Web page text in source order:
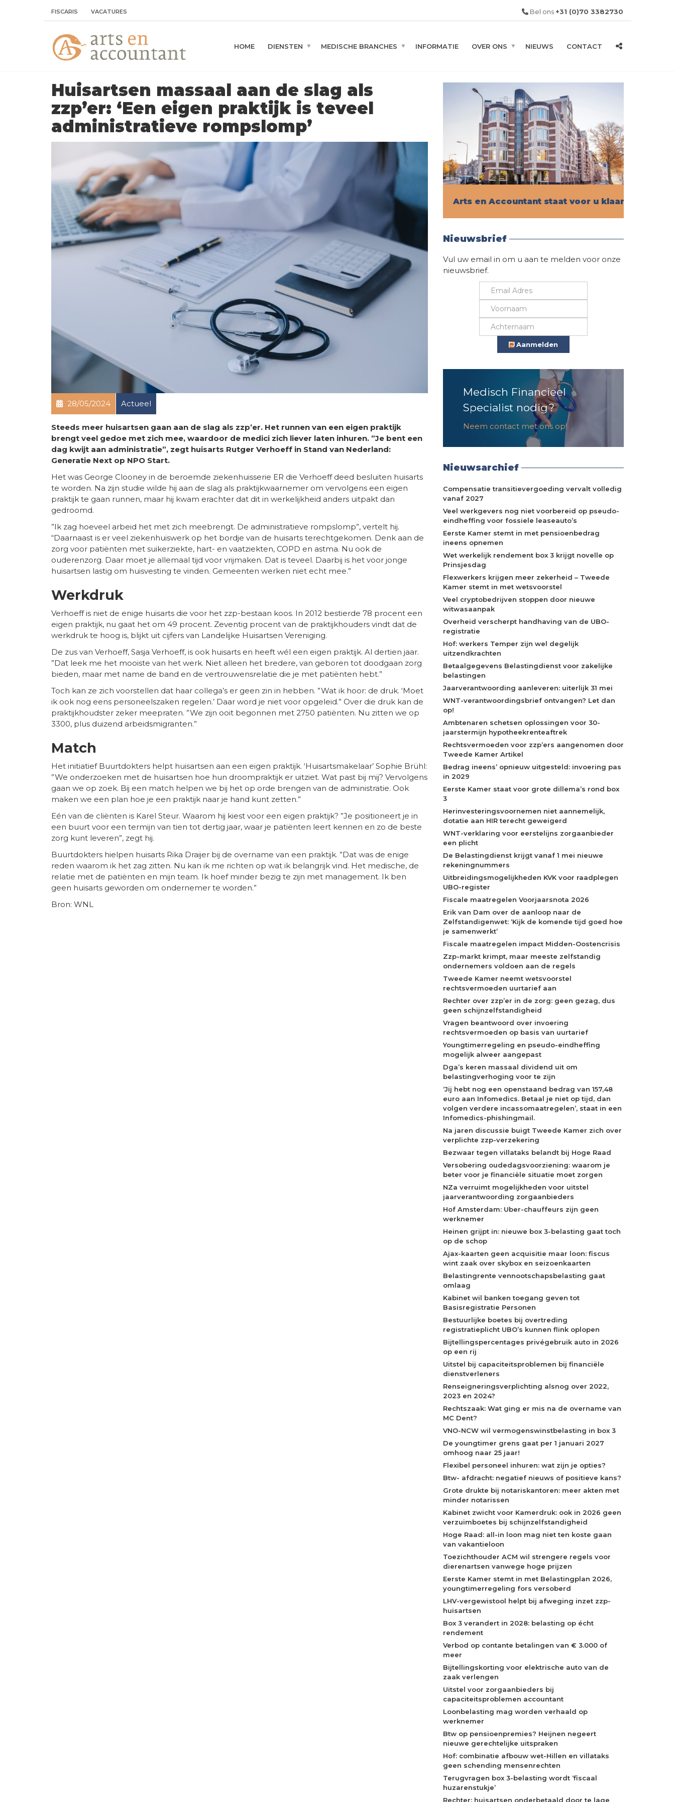
FISCARIS VACATURES Bel ons +31 (0)70 3382730
HOME DIENSTEN MEDISCHE BRANCHES INFORMATIE OVER ONS NIEUWS CONTACT
Huisartsen massaal aan de slag als
zzp’er: ‘Een eigen praktijk is teveel
administratieve rompslomp’
28/05/2024 Actueel
Steeds meer huisartsen gaan aan de slag als zzp’er. Het runnen van een eigen praktijk
brengt veel gedoe met zich mee, waardoor de medici zich liever laten inhuren. ”Je bent een
dag kwijt aan administratie”, zegt huisarts Rutger Verhoeff in Stand van Nederland:
Generatie Next op NPO Start.
Het was George Clooney in de beroemde ziekenhuisserie ER die Verhoeff deed besluiten huisarts
te worden. Na zijn studie wilde hij aan de slag als praktijkwaarnemer om vervolgens een eigen
praktijk te gaan runnen, maar hij kwam erachter dat dit in werkelijkheid anders uitpakt dan
gedroomd.
”Ik zag hoeveel arbeid het met zich meebrengt. De administratieve rompslomp”, vertelt hij.
“Daarnaast is er veel ziekenhuiswerk op het bordje van de huisarts terechtgekomen. Denk aan de
zorg voor patiënten met suikerziekte, hart- en vaatziekten, COPD en astma. Nu ook de
ouderenzorg. Daar moet je allemaal tijd voor vrijmaken. Dat is teveel. Daarbij is het voor jonge
huisartsen lastig om huisvesting te vinden. Gemeenten werken niet echt mee.”
Werkdruk
Verhoeff is niet de enige huisarts die voor het zzp-bestaan koos. In 2012 bestierde 78 procent een
eigen praktijk, nu gaat het om 49 procent. Zeventig procent van de praktijkhouders vindt dat de
werkdruk te hoog is, blijkt uit cijfers van Landelijke Huisartsen Vereniging.
De zus van Verhoeff, Sasja Verhoeff, is ook huisarts en heeft wél een eigen praktijk. Al dertien jaar.
”Dat leek me het mooiste van het werk. Niet alleen het bredere, van geboren tot doodgaan zorg
bieden, maar met name de band en de vertrouwensrelatie die je met patiënten hebt.”
Toch kan ze zich voorstellen dat haar collega’s er geen zin in hebben. ”Wat ik hoor: de druk. ‘Moet
ik ook nog eens personeelszaken regelen.’ Daar word je niet voor opgeleid.” Over die druk kan de
praktijkhoudster zeker meepraten. ”We zijn ooit begonnen met 2750 patiënten. Nu zitten we op
3300, plus duizend arbeidsmigranten.”
Match
Het initiatief Buurtdokters helpt huisartsen aan een eigen praktijk. ‘Huisartsmakelaar’ Sophie Brühl:
”We onderzoeken met de huisartsen hoe hun droompraktijk er uitziet. Wat past bij mij? Vervolgens
gaan we op zoek. Bij een match helpen we bij het op orde brengen van de administratie. Ook
maken we een plan hoe je een praktijk naar je hand kunt zetten.”
Eén van de cliënten is Karel Steur. Waarom hij kiest voor een eigen praktijk? ”Je positioneert je in
een buurt voor een termijn van tien tot dertig jaar, waar je patiënten leert kennen en zo de beste
zorg kunt leveren”, zegt hij.
Buurtdokters hielpen huisarts Rika Draijer bij de overname van een praktijk. ”Dat was de enige
reden waarom ik het zag zitten. Nu kan ik me richten op wat ik belangrijk vind. Het medische, de
relatie met de patiënten en mijn team. Ik hoef minder bezig te zijn met management. Ik ben
geen huisarts geworden om ondernemer te worden.”
Bron: WNL
Arts en Accountant staat voor u klaar!
Nieuwsbrief
Vul uw email in om u aan te melden voor onze
nieuwsbrief.
Aanmelden
Medisch Financieel
Specialist nodig?
Neem contact met ons op!
Nieuwsarchief
Compensatie transitievergoeding vervalt volledig
vanaf 2027
Veel werkgevers nog niet voorbereid op pseudo-
eindheffing voor fossiele leaseauto’s
Eerste Kamer stemt in met pensioenbedrag
ineens opnemen
Wet werkelijk rendement box 3 krijgt novelle op
Prinsjesdag
Flexwerkers krijgen meer zekerheid – Tweede
Kamer stemt in met wetsvoorstel
Veel cryptobedrijven stoppen door nieuwe
witwasaanpak
Overheid verscherpt handhaving van de UBO-
registratie
Hof: werkers Temper zijn wel degelijk
uitzendkrachten
Betaalgegevens Belastingdienst voor zakelijke
belastingen
Jaarverantwoording aanleveren: uiterlijk 31 mei
WNT-verantwoordingsbrief ontvangen? Let dan
op!
Ambtenaren schetsen oplossingen voor 30-
jaarstermijn hypotheekrenteaftrek
Rechtsvermoeden voor zzp’ers aangenomen door
Tweede Kamer Artikel
Bedrag ineens’ opnieuw uitgesteld: invoering pas
in 2029
Eerste Kamer staat voor grote dillema’s rond box
3
Herinvesteringsvoornemen niet aannemelijk,
dotatie aan HIR terecht geweigerd
WNT-verklaring voor eerstelijns zorgaanbieder
een plicht
De Belastingdienst krijgt vanaf 1 mei nieuwe
rekeningnummers
Uitbreidingsmogelijkheden KVK voor raadplegen
UBO-register
Fiscale maatregelen Voorjaarsnota 2026
Erik van Dam over de aanloop naar de
Zelfstandigenwet: ‘Kijk de komende tijd goed hoe
je samenwerkt’
Fiscale maatregelen impact Midden-Oostencrisis
Zzp-markt krimpt, maar meeste zelfstandig
ondernemers voldoen aan de regels
Tweede Kamer neemt wetsvoorstel
rechtsvermoeden uurtarief aan
Rechter over zzp’er in de zorg: geen gezag, dus
geen schijnzelfstandigheid
Vragen beantwoord over invoering
rechtsvermoeden op basis van uurtarief
Youngtimerregeling en pseudo-eindheffing
mogelijk alweer aangepast
Dga’s keren massaal dividend uit om
belastingverhoging voor te zijn
‘Jij hebt nog een openstaand bedrag van 157,48
euro aan Infomedics. Betaal je niet op tijd, dan
volgen verdere incassomaatregelen’, staat in een
Infomedics-phishingmail.
Na jaren discussie buigt Tweede Kamer zich over
verplichte zzp-verzekering
Bezwaar tegen villataks belandt bij Hoge Raad
Versobering oudedagsvoorziening: waarom je
beter voor je financiële situatie moet zorgen
NZa verruimt mogelijkheden voor uitstel
jaarverantwoording zorgaanbieders
Hof Amsterdam: Uber-chauffeurs zijn geen
werknemer
Heinen grijpt in: nieuwe box 3-belasting gaat toch
op de schop
Ajax-kaarten geen acquisitie maar loon: fiscus
wint zaak over skybox en seizoenkaarten
Belastingrente vennootschapsbelasting gaat
omlaag
Kabinet wil banken toegang geven tot
Basisregistratie Personen
Bestuurlijke boetes bij overtreding
registratieplicht UBO’s kunnen flink oplopen
Bijtellingspercentages privégebruik auto in 2026
op een rij
Uitstel bij capaciteitsproblemen bij financiële
dienstverleners
Renseigneringsverplichting alsnog over 2022,
2023 en 2024?
Rechtszaak: Wat ging er mis na de overname van
MC Dent?
VNO-NCW wil vermogenswinstbelasting in box 3
De youngtimer grens gaat per 1 januari 2027
omhoog naar 25 jaar!
Flexibel personeel inhuren: wat zijn je opties?
Btw- afdracht: negatief nieuws of positieve kans?
Grote drukte bij notariskantoren: meer akten met
minder notarissen
Kabinet zwicht voor Kamerdruk: ook in 2026 geen
verzuimboetes bij schijnzelfstandigheid
Hoge Raad: all-in loon mag niet ten koste gaan
van vakantieloon
Toezichthouder ACM wil strengere regels voor
dierenartsen vanwege hoge prijzen
Eerste Kamer stemt in met Belastingplan 2026,
youngtimerregeling fors versoberd
LHV-vergewistool helpt bij afweging inzet zzp-
huisartsen
Box 3 verandert in 2028: belasting op écht
rendement
Verbod op contante betalingen van € 3.000 of
meer
Bijtellingskorting voor elektrische auto van de
zaak verlengen
Uitstel voor zorgaanbieders bij
capaciteitsproblemen accountant
Loonbelasting mag worden verhaald op
werknemer
Btw op pensioenpremies? Heijnen negeert
nieuwe gerechtelijke uitspraken
Hof: combinatie afbouw wet-Hillen en villataks
geen schending mensenrechten
Terugvragen box 3-belasting wordt ‘fiscaal
huzarenstukje’
Rechter: huisartsen onderbetaald door te lage